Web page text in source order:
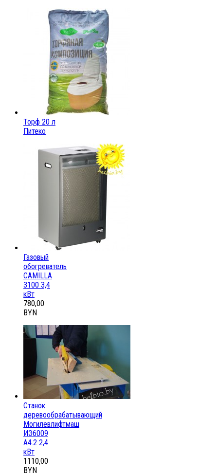
Торф 20 л
Питеко
Газовый
обогреватель
CAMILLA
3100 3,4
кВт
780,00
BYN
Станок
деревообрабатывающий
Могилевлифтмаш
ИЭ6009
А4.2 2,4
кВт
1110,00
BYN